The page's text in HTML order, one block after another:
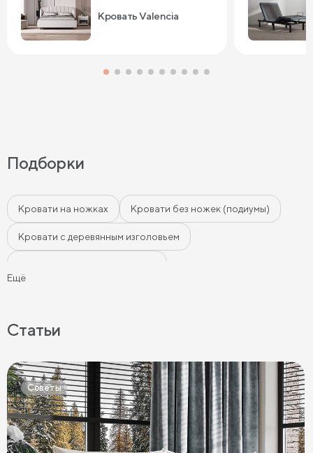
Кровать Valencia
Подборки
Кровати на ножках Кровати без ножек (подиумы)
Кровати с деревянным изголовьем
Кровати 120 х 200 с ящиками
Кровати 140 х 200 с ящиками
Кровати 160 х 200 с ящиками
Ещё
Статьи
Советы